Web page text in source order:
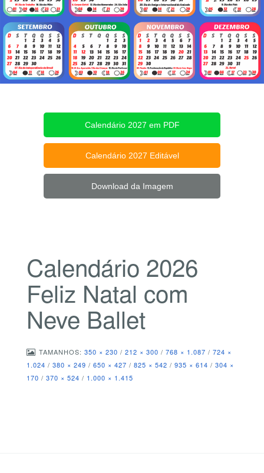
Calendário 2027 em PDF
Calendário 2027 Editável
Download da Imagem
Calendário 2026
Feliz Natal com
Neve Ballet
TAMANHOS: 350 × 230 / 212 × 300 / 768 × 1.087 / 724 ×
1.024 / 380 × 249 / 650 × 427 / 825 × 542 / 935 × 614 / 304 ×
170 / 370 × 524 / 1.000 × 1.415